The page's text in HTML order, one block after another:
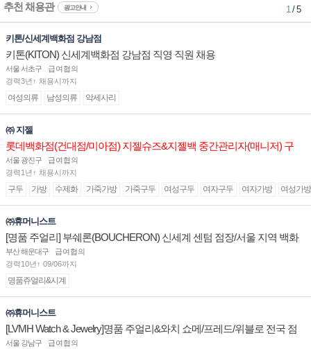
추천 채용관 광고안내 1/ 5
키톤/신세계백화점 강남점
키톤(KITON) 신세계백화점 강남점 직영 직원 채용
서울 서초구
급여협의
경력3년↑ 채용시까지
여성의류 남성의류 악세사리
㈜ 지젤
롯데백화점(건대점/미아점) 지젤슈즈&지젤백 중간관리자(매니저) 구
인합니다
서울 광진구
급여협의
경력1년↑ 채용시까지
구두 가방 수제화 가죽가방 가죽구두 여성구두 여자구두 여자가방 여성가방
㈜휴머니스트
[명품 주얼리] 부쉐론(BOUCHERON) 신세계 센텀 점장/서울 지역 백화
점 판매사원 채용
부산 해운대구
급여협의
경력10년↑ 09/06까지
명품쥬얼리&시계
㈜휴머니스트
[LVMH Watch & Jewelry]명품 주얼리&와치 쇼메/프레드/위블로 전국 점
장/부점장/판매사원 채용
서울 강남구
급여협의